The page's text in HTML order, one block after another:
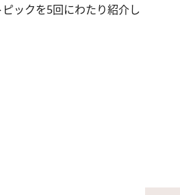
ックを5回にわたり紹介し